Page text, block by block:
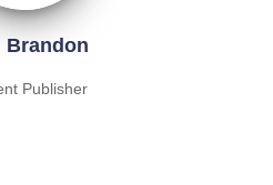
Brandon
Publisher